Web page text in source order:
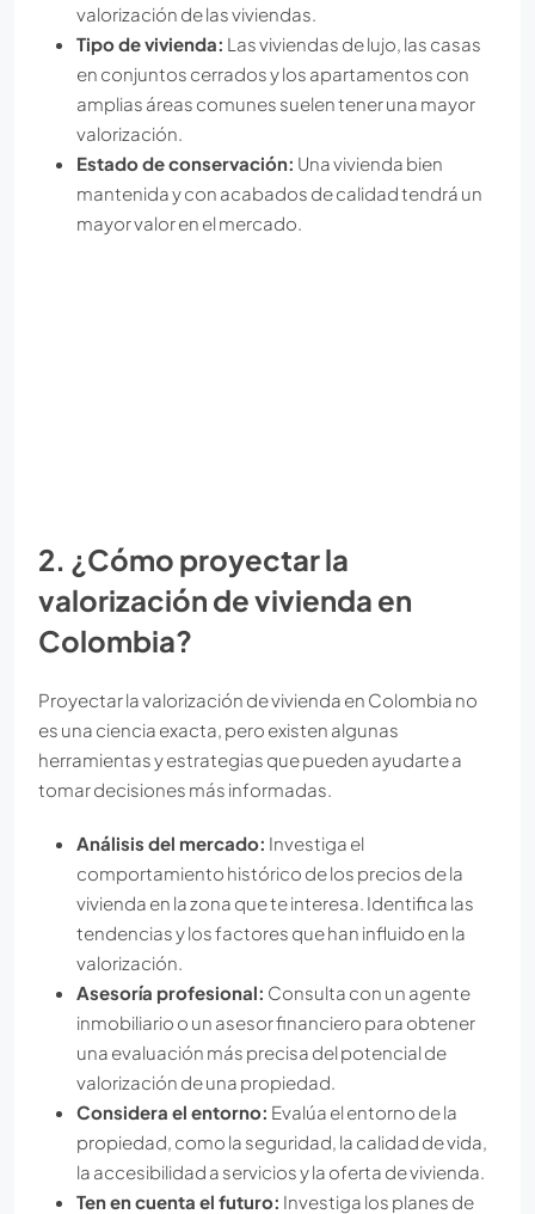
valorización de las viviendas.
Tipo de vivienda: Las viviendas de lujo, las casas
en conjuntos cerrados y los apartamentos con
amplias áreas comunes suelen tener una mayor
valorización.
Estado de conservación: Una vivienda bien
mantenida y con acabados de calidad tendrá un
mayor valor en el mercado.
2. ¿Cómo proyectar la
valorización de vivienda en
Colombia?
Proyectar la valorización de vivienda en Colombia no
es una ciencia exacta, pero existen algunas
herramientas y estrategias que pueden ayudarte a
tomar decisiones más informadas.
Análisis del mercado: Investiga el
comportamiento histórico de los precios de la
vivienda en la zona que te interesa. Identifica las
tendencias y los factores que han influido en la
valorización.
Asesoría profesional: Consulta con un agente
inmobiliario o un asesor financiero para obtener
una evaluación más precisa del potencial de
valorización de una propiedad.
Considera el entorno: Evalúa el entorno de la
propiedad, como la seguridad, la calidad de vida,
la accesibilidad a servicios y la oferta de vivienda.
Ten en cuenta el futuro: Investiga los planes de